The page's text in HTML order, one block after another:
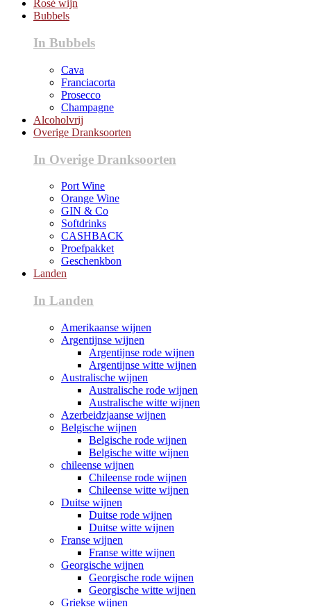
Rosé wijn
Bubbels
In Bubbels
Cava
Franciacorta
Prosecco
Champagne
Alcoholvrij
Overige Dranksoorten
In Overige Dranksoorten
Port Wine
Orange Wine
GIN & Co
Softdrinks
CASHBACK
Proefpakket
Geschenkbon
Landen
In Landen
Amerikaanse wijnen
Argentijnse wijnen
Argentijnse rode wijnen
Argentijnse witte wijnen
Australische wijnen
Australische rode wijnen
Australische witte wijnen
Azerbeidzjaanse wijnen
Belgische wijnen
Belgische rode wijnen
Belgische witte wijnen
chileense wijnen
Chileense rode wijnen
Chileense witte wijnen
Duitse wijnen
Duitse rode wijnen
Duitse witte wijnen
Franse wijnen
Franse witte wijnen
Georgische wijnen
Georgische rode wijnen
Georgische witte wijnen
Griekse wijnen